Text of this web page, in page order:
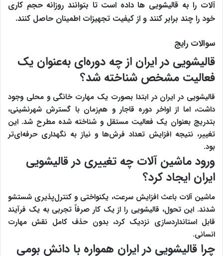
آلات را به قالیشویی ها داده است تا بتوانند روزانه حجم کاری
خود را چند برابر کنند و از کیفیت تجهیزات اطمینان حاصل کنند.
سوالات رایج
قالیشویی در ایران از چه دوره‌ای به‌عنوان یک
فعالیت مشخص شناخته شد؟
قالیشویی در ایران در ابتدا بصورت یک مهارت خانگی و محلی وجود
داشت، اما از اواخر دوره قاجار و هم‌زمان با گسترش شهرنشینی،
بتدریج بعنوان یک فعالیت مستقل و شناخته‌ شده مطرح شد. این
تغییر، نتیجه افزایش تعداد فرش‌ها و نیاز به نگهداری حرفه‌ای‌تر
بود.
ورود ماشین‌ آلات چه تغییری در قالیشویی
ایران ایجاد کرد؟
ماشین‌ آلات باعث افزایش سرعت، یکنواختی و کنترل‌پذیری شستشو
شدند. این تحول، قالیشویی را از یک کار صرفاً تجربی به یک فرآیند
قابل استانداردسازی نزدیک کرد، بدون حذف کامل نقش مهارت
انسانی.
چرا قالیشویی در ایران همواره با دانش بومی